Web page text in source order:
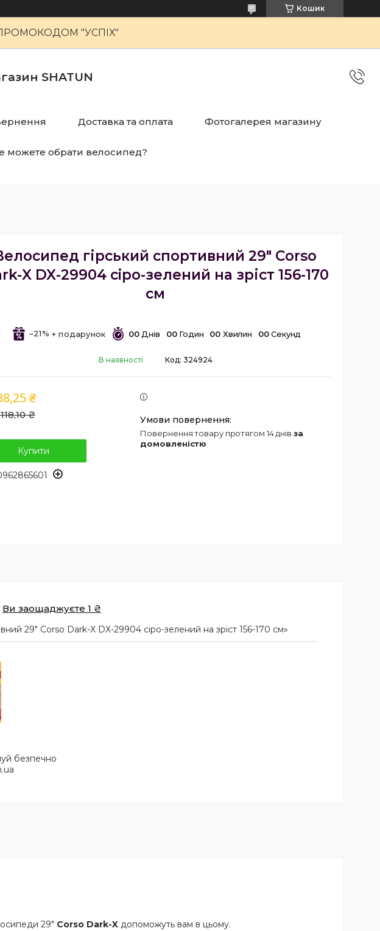
Кошик
"УСПІХ"
SHATUN
Доставка та оплата Фотогалерея магазину
можете обрати велосипед?
гірський спортивний 29" Corso
X DX-29904 сiро-зелений на зріст 156-170
см
–21% 00 Днів 00 Годин 00 Хвилин 00 Секунд
В наявності Код: 324924
₴
₴
Купити
повернення товару протягом 14 днів за
домовленістю
Ви заощаджуєте 1 ₴
29" Corso Dark-X DX-29904 сiро-зелений на зріст 156-170 см»
безпечно
29" Corso Dark-X допоможуть вам в цьому.